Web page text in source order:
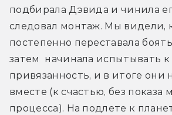
подбирала Дэвида и чинила
следовал монтаж. Мы видели,
постепенно переставала
затем  начинала испытывать
привязанность, и в итоге они
вместе (к счастью, без показа
процесса). На подлете к